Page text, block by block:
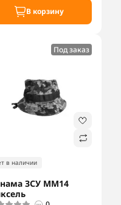
В корзину
Под заказ
в наличии
ЗСУ ММ14